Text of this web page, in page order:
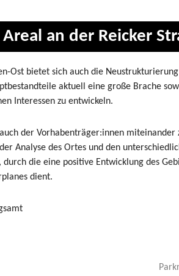
an der Reicker
Ost bietet sich auch die
aktuell eine große Brache
Interessen zu entwickeln.
der Vorhabenträger:innen
Analyse des Ortes und den
die eine positive Entwicklung des
dient.